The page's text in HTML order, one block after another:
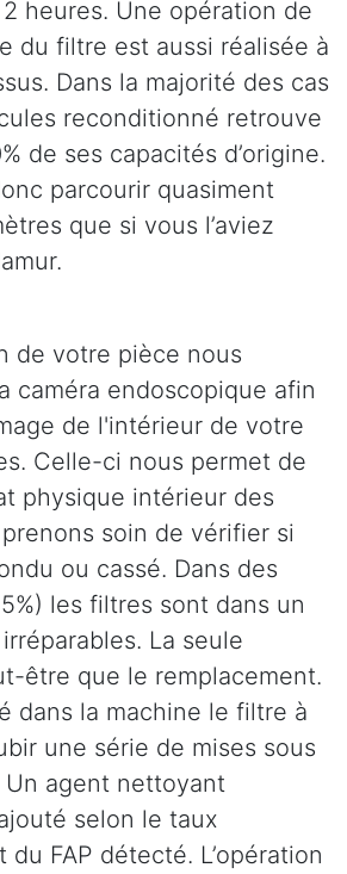
heures. Une opération de
du filtre est aussi réalisée à
Dans la majorité des cas
reconditionné retrouve
de ses capacités d’origine.
parcourir quasiment
que si vous l’aviez
de votre pièce nous
caméra endoscopique afin
de l'intérieur de votre
Celle-ci nous permet de
physique intérieur des
soin de vérifier si
ou cassé. Dans des
les filtres sont dans un
La seule
être que le remplacement.
dans la machine le filtre à
une série de mises sous
Un agent nettoyant
selon le taux
du FAP détecté. L’opération